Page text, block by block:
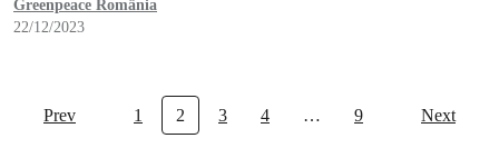
Greenpeace România
22/12/2023
Prev 1 2 3 4 … 9 Next